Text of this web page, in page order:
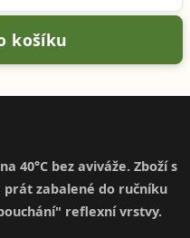
košíku
40°C bez aviváže. Zboží s
zabalené do ručníku
reflexní vrstvy.